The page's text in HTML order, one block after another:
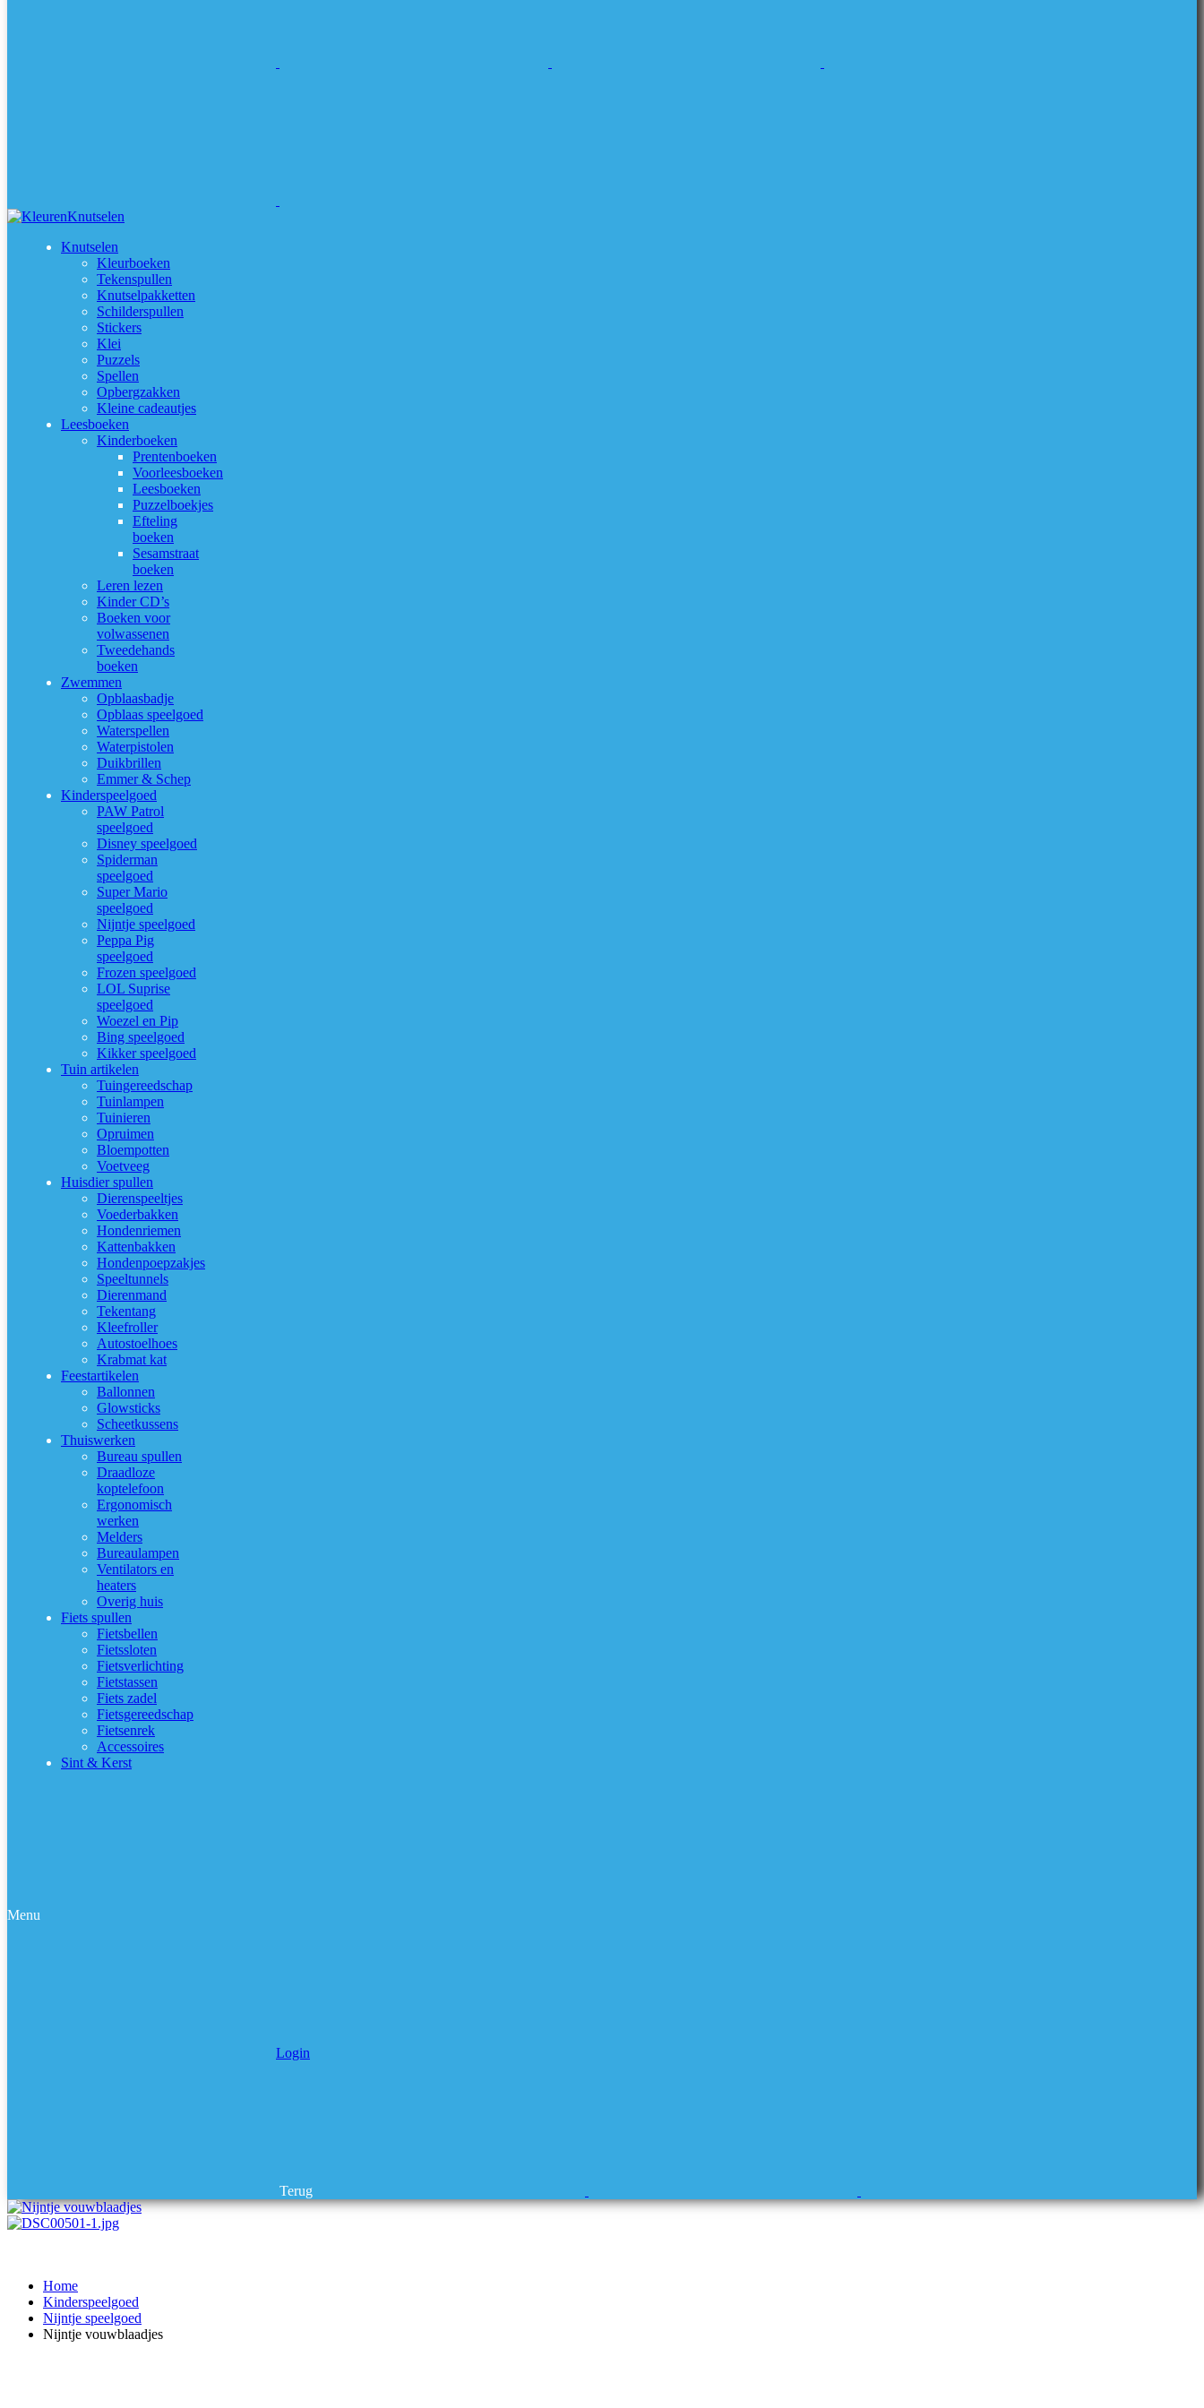
Knutselen
Kleurboeken
Tekenspullen
Knutselpakketten
Schilderspullen
Stickers
Klei
Puzzels
Spellen
Opbergzakken
Kleine cadeautjes
Leesboeken
Kinderboeken
Prentenboeken
Voorleesboeken
Leesboeken
Puzzelboekjes
Efteling
boeken
Sesamstraat
boeken
Leren lezen
Kinder CD’s
Boeken voor
volwassenen
Tweedehands
boeken
Zwemmen
Opblaasbadje
Opblaas speelgoed
Waterspellen
Waterpistolen
Duikbrillen
Emmer & Schep
Kinderspeelgoed
PAW Patrol
speelgoed
Disney speelgoed
Spiderman
speelgoed
Super Mario
speelgoed
Nijntje speelgoed
Peppa Pig
speelgoed
Frozen speelgoed
LOL Suprise
speelgoed
Woezel en Pip
Bing speelgoed
Kikker speelgoed
Tuin artikelen
Tuingereedschap
Tuinlampen
Tuinieren
Opruimen
Bloempotten
Voetveeg
Huisdier spullen
Dierenspeeltjes
Voederbakken
Hondenriemen
Kattenbakken
Hondenpoepzakjes
Speeltunnels
Dierenmand
Tekentang
Kleefroller
Autostoelhoes
Krabmat kat
Feestartikelen
Ballonnen
Glowsticks
Scheetkussens
Thuiswerken
Bureau spullen
Draadloze
koptelefoon
Ergonomisch
werken
Melders
Bureaulampen
Ventilators en
heaters
Overig huis
Fiets spullen
Fietsbellen
Fietssloten
Fietsverlichting
Fietstassen
Fiets zadel
Fietsgereedschap
Fietsenrek
Accessoires
Sint & Kerst
Menu
Login
Terug
Home
Kinderspeelgoed
Nijntje speelgoed
Nijntje vouwblaadjes